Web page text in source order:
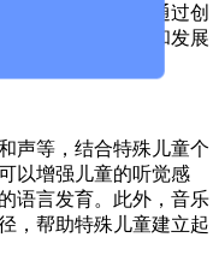
被广泛应用，它通过创
一个积极的学习和发展
声等，结合特殊儿童个
以增强儿童的听觉感
语言发育。此外，音乐
，帮助特殊儿童建立起